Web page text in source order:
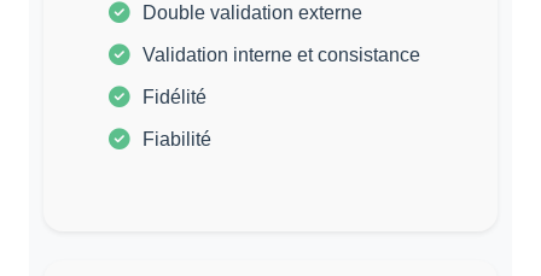
Double validation externe
Validation interne et consistance
Fidélité
Fiabilité